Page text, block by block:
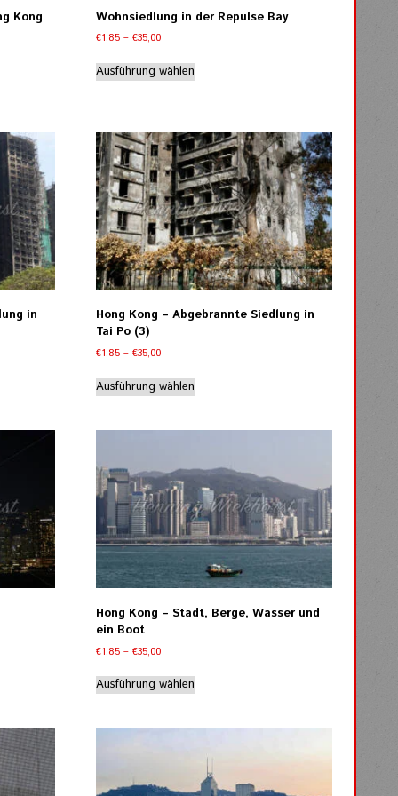
Kong Wohnsiedlung in der Repulse Bay
€1,85 –€35,00Preisspanne:
bis
€35,00
Ausführung wählen
Varianten
auf.
Die
Optionen
können
auf
der
Produktseite
gewählt
werden
in
Hong Kong – Abgebrannte Siedlung in
Tai Po (3)
€1,85 –€35,00Preisspanne:
bis
€35,00
Ausführung wählen
mehrere
Die
Optionen
können
auf
der
Produktseite
gewählt
werden
Hong Kong – Stadt, Berge, Wasser und
ein Boot
€1,85 –€35,00Preisspanne:
bis
€35,00
Ausführung wählen
Dieses
Produkt
mehrere
auf.
Die